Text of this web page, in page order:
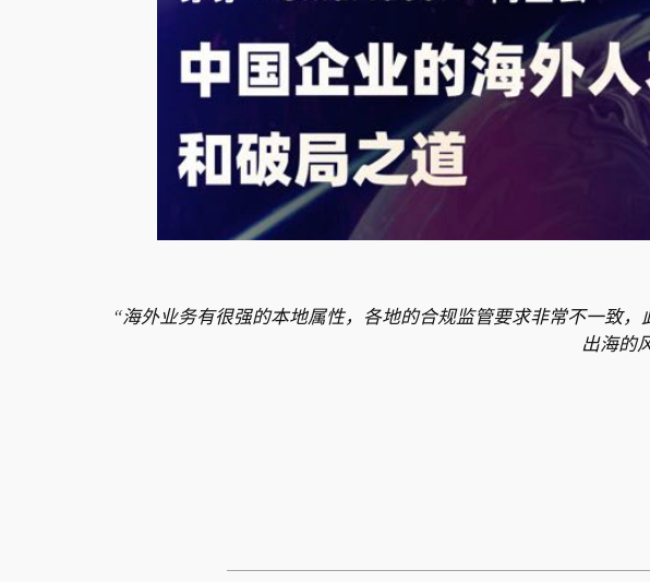
“海外业务有很强的本地属性，各地的合规监管要求非常不一致
出海的